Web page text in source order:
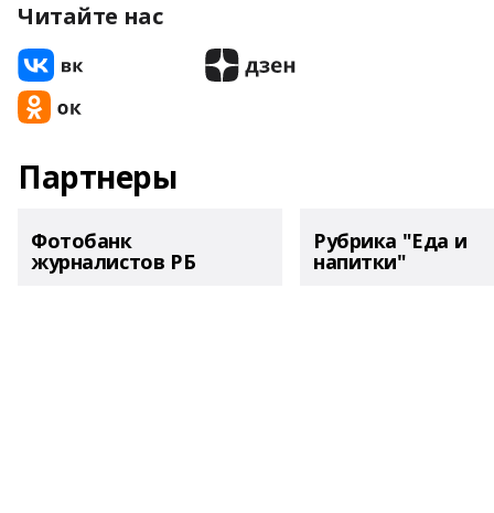
Читайте нас
Партнеры
Фотобанк
журналистов РБ
Рубрика "Еда и
напитки"